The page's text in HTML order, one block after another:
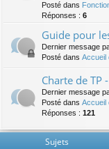
Posté dans
Réponses : 6
Guide pour
Dernier message
Posté dans Accueil
Charte de TP
Dernier message
Posté dans Accueil
Réponses : 121
Sujets